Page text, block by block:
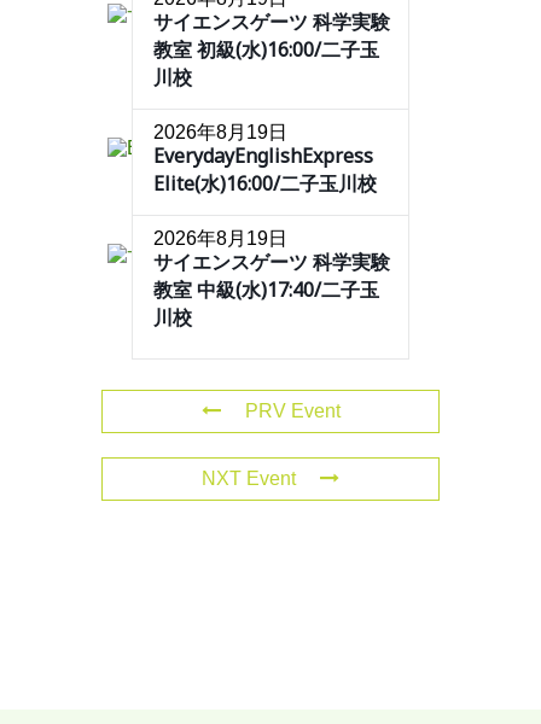
サイエンスゲーツ 科学実験
教室 初級(水)16:00/二子玉
川校
2026年8月19日
EverydayEnglishExpress
Elite(水)16:00/二子玉川校
2026年8月19日
サイエンスゲーツ 科学実験
教室 中級(水)17:40/二子玉
川校
PRV Event
NXT Event